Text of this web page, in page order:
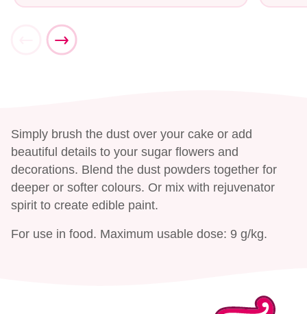
Simply brush the dust over your cake or add
beautiful details to your sugar flowers and
decorations. Blend the dust powders together for
deeper or softer colours. Or mix with rejuvenator
spirit to create edible paint.
For use in food. Maximum usable dose: 9 g/kg.